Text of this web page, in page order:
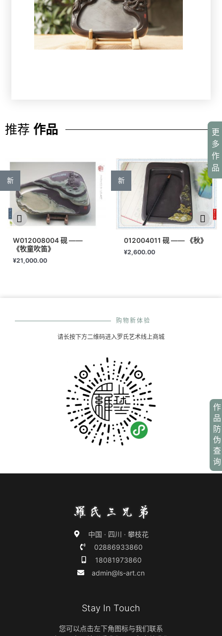
作
品
防
伪
查
询
更
多
作
品
推荐 作品
新
W012008004 砚 ——
《牧童吹笛》
¥21,000.00
新
012004011 砚 —— 《秋》
¥2,600.00
购物新体验
请长按下方二维码进入罗氏艺术线上商城
中国 · 四川 · 攀枝花
02886933860
18081973860
admin@ls-art.cn
Stay In Touch
您可以点击左下角图标与我们联系